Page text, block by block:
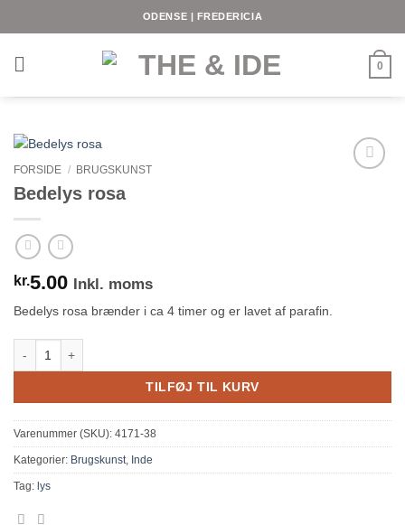
ODENSE | FREDERICIA
0
FORSIDE / BRUGSKUNST
Bedelys rosa
kr.5.00 Inkl. moms
Bedelys rosa brænder i ca 4 timer og er lavet af parafin.
TILFØJ TIL KURV
Varenummer (SKU): 4171-38
Kategorier: Brugskunst Inde
Tag: lys